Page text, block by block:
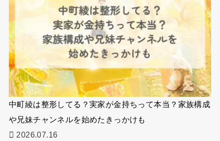
中町綾は整形してる？実家が金持ちって本当？家族構成
や兄妹チャンネルを始めたきっかけも
2026.07.16